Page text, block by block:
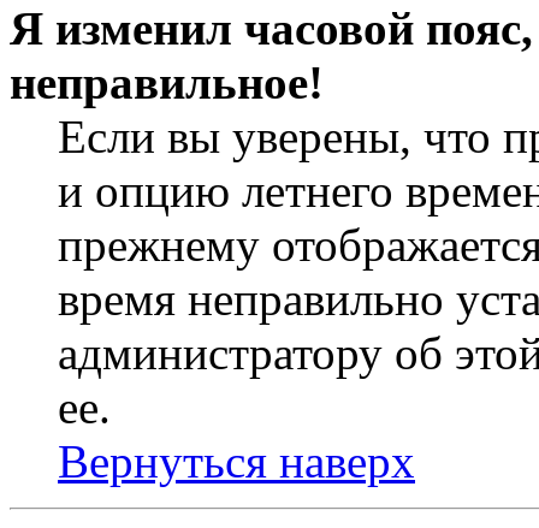
Я изменил часовой
неправильное!
Если вы уверены, что
и опцию летнего
прежнему
время неправильно
администратору об
ее.
Вернуться наверх